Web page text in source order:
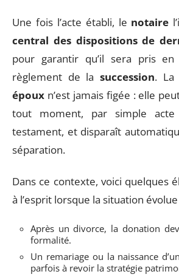
Une fois l’acte établi, le notaire
central des dispositions de
pour garantir qu’il sera pris
règlement de la succession.
époux n’est jamais figée : elle
tout moment, par simple
testament, et disparaît
séparation.
Dans ce contexte, voici quelques
à l’esprit lorsque la situation
Après un divorce, la donation
formalité.
Un remariage ou la naissance
parfois à revoir la stratégie